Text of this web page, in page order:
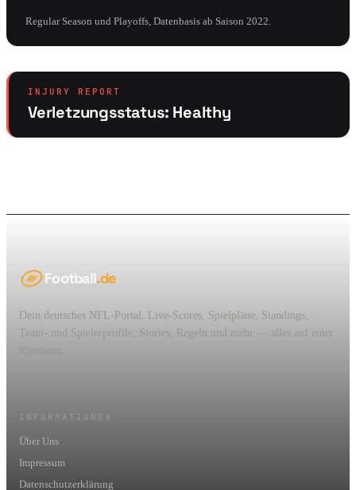
Regular Season und Playoffs, Datenbasis ab Saison 2022.
INJURY REPORT
Verletzungsstatus: Healthy
Football.de
Dein deutsches NFL-Portal. Live-Scores, Spielpläne, Standings,
Team- und Spielerprofile, Stories, Regeln und mehr — alles auf einer
Plattform.
INFORMATIONEN
Über Uns
Impressum
Datenschutzerklärung